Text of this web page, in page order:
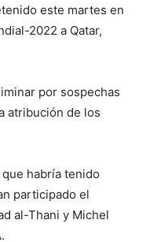
este martes en
2022 a Qatar,
por sospechas
atribución de los
habría tenido
participado el
al-Thani y Michel